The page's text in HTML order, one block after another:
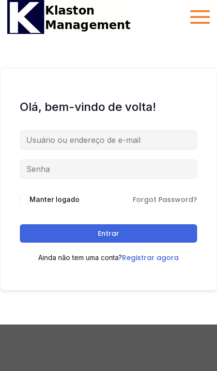
Skip
content
Cursos
auditor
Olá, bem-vindo de volta!
Manter logado Forgot Password?
Entrar
Ainda não tem uma conta?Registrar agora